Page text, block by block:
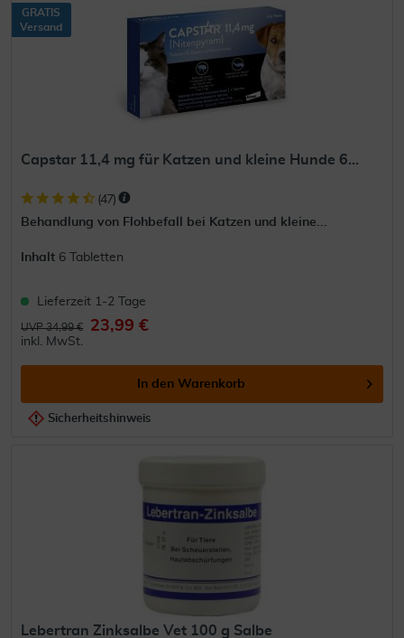
GRATIS
Versand
Capstar 11,4 mg für Katzen und kleine Hunde 6...
(47)
Behandlung von Flohbefall bei Katzen und kleine...
Inhalt 6 Tabletten
Lieferzeit 1-2 Tage
UVP 34,99 € 23,99 €
inkl. MwSt.
In den Warenkorb
Sicherheitshinweis
Lebertran Zinksalbe Vet 100 g Salbe